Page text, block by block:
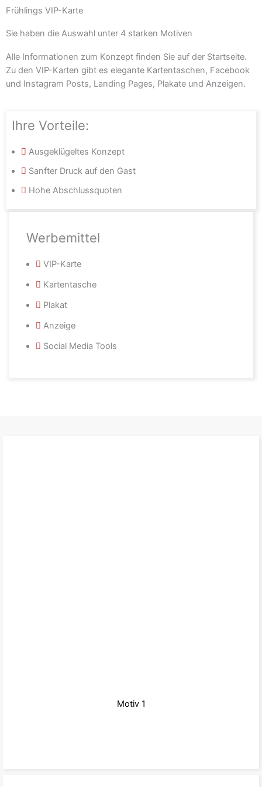
Frühlings VIP-Karte
Sie haben die Auswahl unter 4 starken Motiven
Alle Informationen zum Konzept finden Sie auf der Startseite.
Zu den VIP-Karten gibt es elegante Kartentaschen, Facebook
und Instagram Posts, Landing Pages, Plakate und Anzeigen.
Ihre Vorteile:
Ausgeklügeltes Konzept
Sanfter Druck auf den Gast
Hohe Abschlussquoten
Werbemittel
VIP-Karte
Kartentasche
Plakat
Anzeige
Social Media Tools
Motiv 1